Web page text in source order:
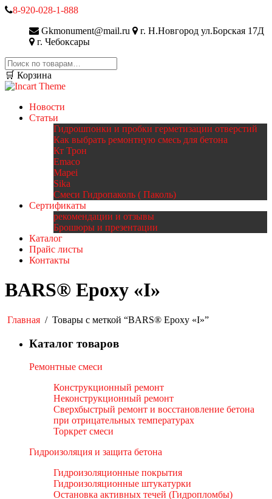
8-920-028-1-888
Gkmonument@mail.ru
г. Н.Новгород ул.Борская 17Д
г. Чебоксары
Искать:
🛒 Корзина
Новости
Статьи
Гидрошпонки и пробки герметизации отверстий
Как выбрать ремонтную смесь для бетона
Кт Трон
Emaco
Mapei
Sika
Смеси Гидропаколь ( Паколь)
Сертификаты
рекомендации и отзывы
Брошюры и презентации
Каталог
Прайс листы
Контакты
BARS® Epoxy «I»
Главная / Товары с меткой “BARS® Epoxy «I»”
Каталог товаров
Ремонтные смеси
Конструкционный ремонт
Неконструкционный ремонт
Сверхбыстрый ремонт и восстановление бетона
при отрицательных температурах
Торкрет смеси
Гидроизоляция и защита бетона
Гидроизоляционные покрытия
Гидроизоляционные штукатурки
Остановка активных течей (Гидропломбы)